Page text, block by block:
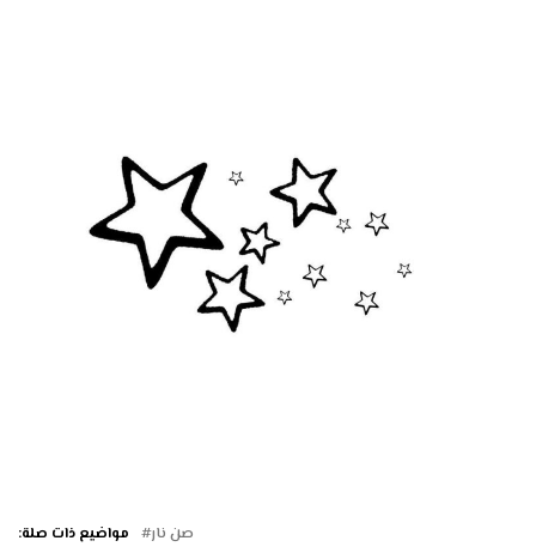
مواضيع ذات صلة: صن نار